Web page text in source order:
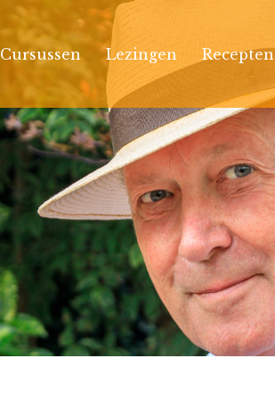
Cursussen Lezingen Recepten